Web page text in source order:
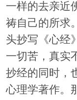
一样的去亲近
祷自己的所求
头抄写《心经
一切苦，真实
抄经的同时，
心理学著作。